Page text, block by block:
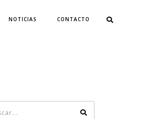
NOTICIAS CONTACTO